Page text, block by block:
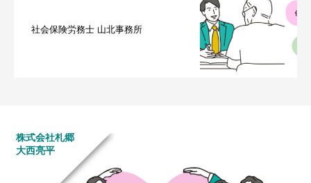
社会保険労務士 山北事務所
株式会社札郷
大西亮平